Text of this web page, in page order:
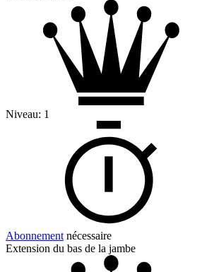
Niveau: 1
Abonnement nécessaire
Extension du bas de la jambe